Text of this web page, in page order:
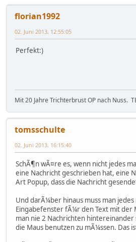
florian1992
02. Juni 2013, 12:55:05
Perfekt:)
Mit 20 Jahre Trichterbrust OP nach Nuss.
tomsschulte
02. Juni 2013, 16:15:40
SchÃ¶n wÃ¤re es, wenn nicht jedes
eine Nachricht geschrieben hat, eine
Art Popup, dass die Nachricht
Und darÃ¼ber hinaus muss man jedes
Eingabefenster fÃ¼r den Text mit der
man nie 2 Nachrichten
die Maus benutzen zu mÃ¼ssen. Das